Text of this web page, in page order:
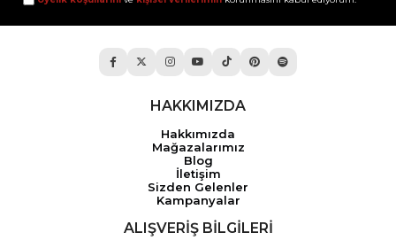
HAKKIMIZDA
Hakkımızda
Mağazalarımız
Blog
İletişim
Sizden Gelenler
Kampanyalar
ALIŞVERİŞ BİLGİLERİ